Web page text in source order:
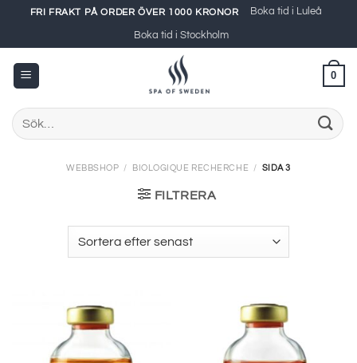
content
FRI FRAKT PÅ ORDER ÖVER 1000 KRONOR Boka tid i Luleå
Boka tid i Stockholm
0
Sök
efter:
WEBBSHOP / BIOLOGIQUE RECHERCHE / SIDA 3
FILTRERA